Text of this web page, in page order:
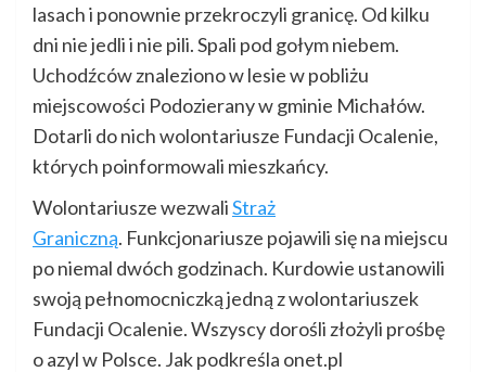
lasach i ponownie przekroczyli granicę. Od kilku
dni nie jedli i nie pili. Spali pod gołym niebem.
Uchodźców znaleziono w lesie w pobliżu
miejscowości Podozierany w gminie Michałów.
Dotarli do nich wolontariusze Fundacji Ocalenie,
których poinformowali mieszkańcy.
Wolontariusze wezwaliStraż
Graniczną. Funkcjonariusze pojawili się na miejscu
po niemal dwóch godzinach. Kurdowie ustanowili
swoją pełnomocniczką jedną z wolontariuszek
Fundacji Ocalenie. Wszyscy dorośli złożyli prośbę
o azyl w Polsce. Jak podkreśla onet.pl